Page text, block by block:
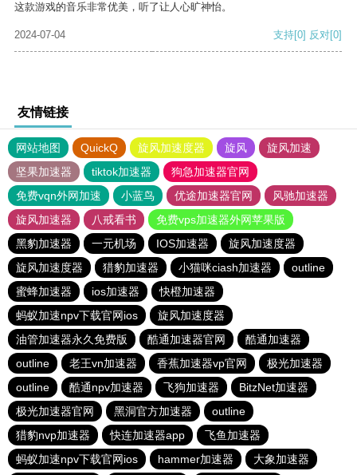
这款游戏的音乐非常优美，听了让人心旷神怡。
2024-07-04 支持[0] 反对[0]
友情链接
网站地图 QuickQ 旋风加速度器 旋风
旋风加速
坚果加速器
tiktok加速器
狗急加速器官网
免费vqn外网加速
小蓝鸟 优途加速器官网
风驰加速器
旋风加速器
八戒看书
免费vps加速器外网苹果版
黑豹加速器
一元机场 IOS加速器
旋风加速度器
旋风加速度器
猎豹加速器 小猫咪ciash加速器
outline
蜜蜂加速器
ios加速器
快橙加速器
蚂蚁加速npv下载官网ios
旋风加速度器
油管加速器永久免费版
酷通加速器官网
酷通加速器
outline
老王vn加速器 香蕉加速器vp官网
极光加速器
outline
酷通npv加速器 飞狗加速器
BitzNet加速器
极光加速器官网
黑洞官方加速器
outline
猎豹nvp加速器
快连加速器app
飞鱼加速器
蚂蚁加速npv下载官网ios
hammer加速器 大象加速器